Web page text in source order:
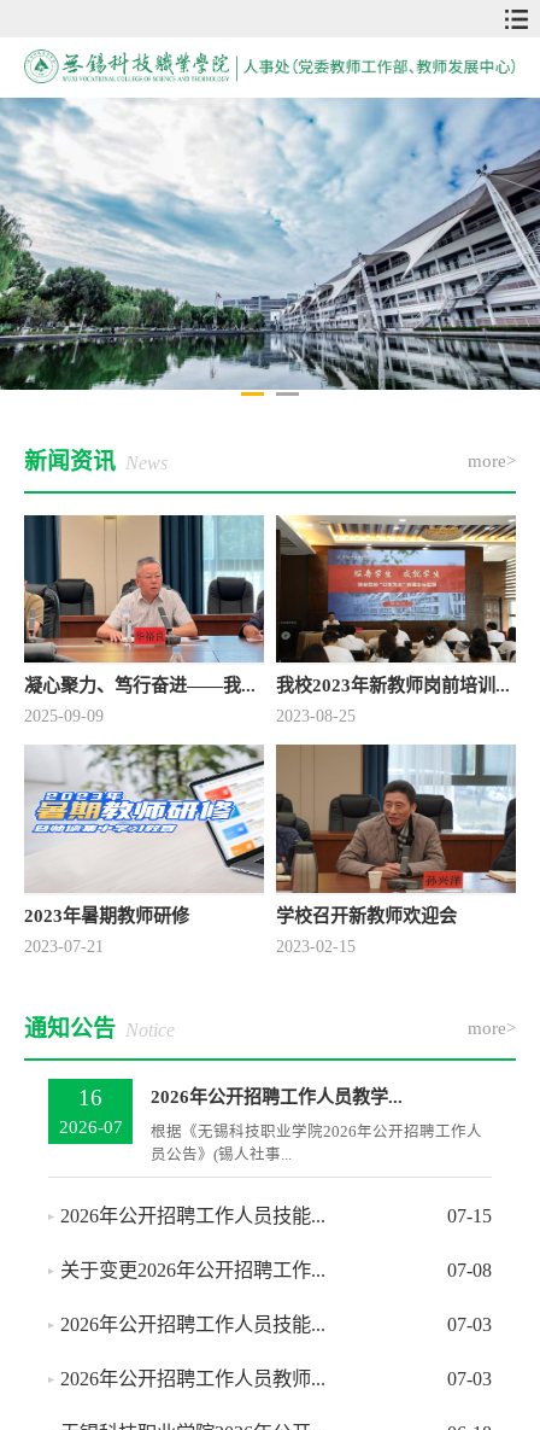
新闻资讯 News more>
凝心聚力、笃行奋进——我...
2025-09-09
我校2023年新教师岗前培训...
2023-08-25
2023年暑期教师研修
2023-07-21
学校召开新教师欢迎会
2023-02-15
通知公告 Notice more>
16
2026-07
2026年公开招聘工作人员教学...
根据《无锡科技职业学院2026年公开招聘工作人
员公告》(锡人社事...
07-15
2026年公开招聘工作人员技能...
07-08
关于变更2026年公开招聘工作...
07-03
2026年公开招聘工作人员技能...
07-03
2026年公开招聘工作人员教师...